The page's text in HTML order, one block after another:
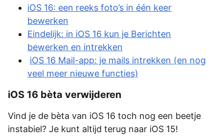
iOS 16: een reeks foto’s in één keer
bewerken
Eindelijk: in iOS 16 kun je Berichten
bewerken en intrekken
iOS 16 Mail-app: je mails intrekken (en nog
veel meer nieuwe functies)
iOS 16 bèta verwijderen
Vind je de bèta van iOS 16 toch nog een beetje
instabiel? Je kunt altijd terug naar iOS 15!